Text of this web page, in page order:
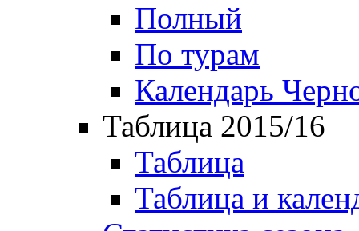
Полный
По турам
Календарь
Таблица 2015/16
Таблица
Таблица и